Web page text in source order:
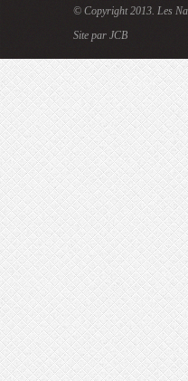
© Copyright 2013. Les
Site par JCB